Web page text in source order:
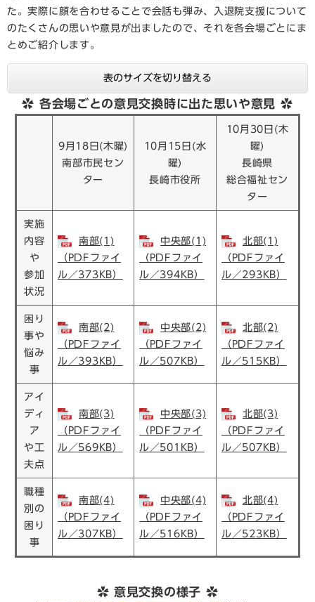
た。実際に顔を合わせることで会話も弾み、入退院支援について
のたくさんの思いや意見が出ましたので、それを各会場ごとにま
とめご紹介します。
表のサイズを切り替える
✿ 各会場ごとの意見交換時に出た思いや意見 ✿
9月18日(木曜)
南部市民セン
ター
10月15日(水
曜)
長崎市役所
10月30日(木
曜)
長崎県
総合福祉セン
ター
実施
内容
や
参加
状況
南部(1)
（PDFファイ
ル／373KB）
中央部(1)
（PDFファイ
ル／394KB）
北部(1)
（PDFファイ
ル／293KB）
困り
事や
悩み
事
南部(2)
（PDFファイ
ル／393KB）
中央部(2)
（PDFファイ
ル／507KB）
北部(2)
（PDFファイ
ル／515KB）
アイ
ディ
ア
や工
夫点
南部(3)
（PDFファイ
ル／569KB）
中央部(3)
（PDFファイ
ル／501KB）
北部(3)
（PDFファイ
ル／507KB）
職種
別の
困り
事
南部(4)
（PDFファイ
ル／307KB）
中央部(4)
（PDFファイ
ル／516KB）
北部(4)
（PDFファイ
ル／523KB）
✿ 意見交換の様子 ✿